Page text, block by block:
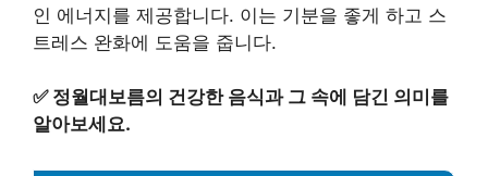
인 에너지를 제공합니다. 이는 기분을 좋게 하고 스
트레스 완화에 도움을 줍니다.
✅ 정월대보름의 건강한 음식과 그 속에 담긴 의미를
알아보세요.